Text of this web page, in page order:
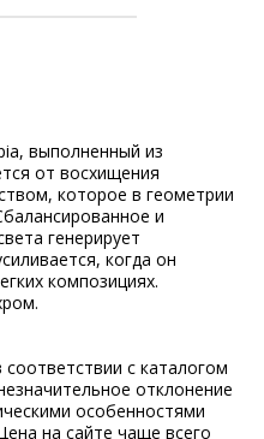
выполненный из
от восхищения
которое в геометрии
и
генерирует
когда он
композициях.
с каталогом
отклонение
особенностями
на сайте чаще всего